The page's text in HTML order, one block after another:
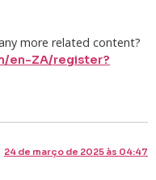
more related content?
en-ZA/register?
24 de março de 2025 às 04:47